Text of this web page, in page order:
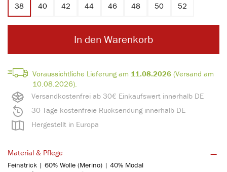
Versandkostenfrei ab 30€ Einkaufswert innerhalb DE
30 Tage kostenfreie Rücksendung innerhalb DE
Hergestellt in Europa
Voraussichtliche Lieferung am 11.08.2026(Versand am
10.08.2026).
38 40 42 44 46 48 50 52
In den Warenkorb
Material & Pflege
Feinstrick | 60% Wolle (Merino) | 40% Modal